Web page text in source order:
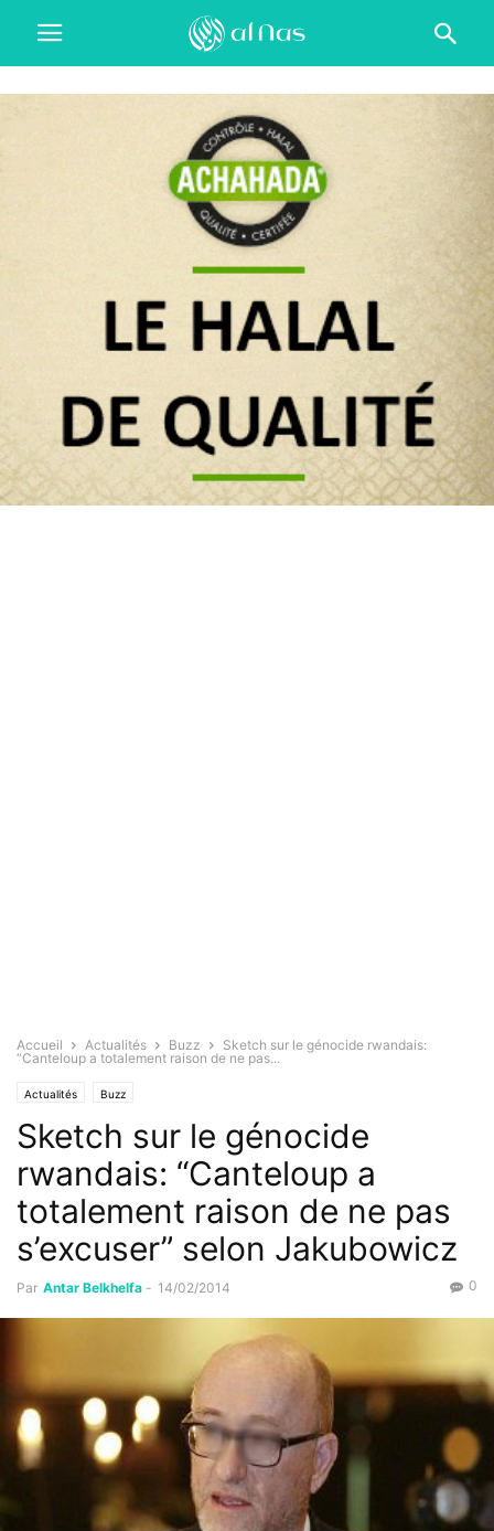
Accueil Actualités Buzz
Sketch sur le génocide rwandais:
“Canteloup a totalement raison de ne pas...
Actualités Buzz
Sketch sur le génocide
rwandais: “Canteloup a
totalement raison de ne pas
s’excuser” selon Jakubowicz
Par Antar Belkhelfa - 14/02/2014 0